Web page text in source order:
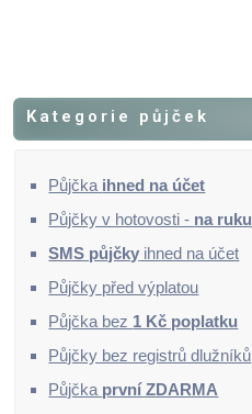
Kategorie půjček
Půjčka ihned na účet
Půjčky v hotovosti - na ruku
SMS půjčky ihned na účet
Půjčky před výplatou
Půjčka bez 1 Kč poplatku
Půjčky bez registrů dlužníků
Půjčka první ZDARMA